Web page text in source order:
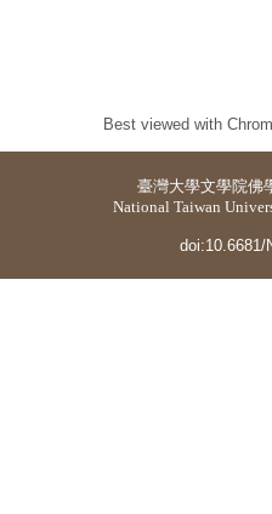
Best viewed with
臺灣大學文學院佛
National Taiwan
doi:10.6681/